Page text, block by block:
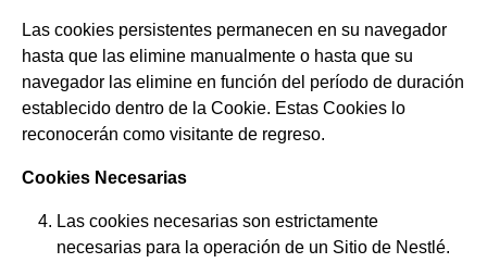
Las cookies persistentes permanecen en su navegador
hasta que las elimine manualmente o hasta que su
navegador las elimine en función del período de duración
establecido dentro de la Cookie. Estas Cookies lo
reconocerán como visitante de regreso.
Cookies Necesarias
Las cookies necesarias son estrictamente
necesarias para la operación de un Sitio de Nestlé.